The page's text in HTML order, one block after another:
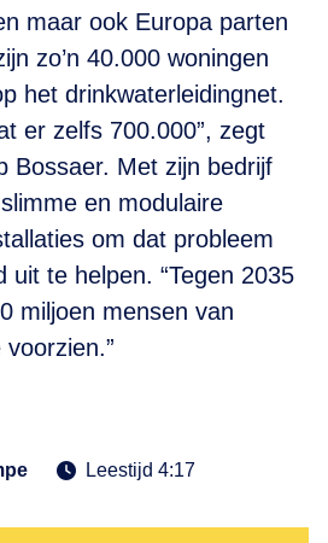
maar ook Europa parten
zo’n 40.000 woningen
het drinkwaterleidingnet.
er zelfs 700.000”, zegt
Bossaer. Met zijn bedrijf
en modulaire
om dat probleem
uit te helpen. “Tegen 2035
miljoen mensen van
Leestijd 4:17